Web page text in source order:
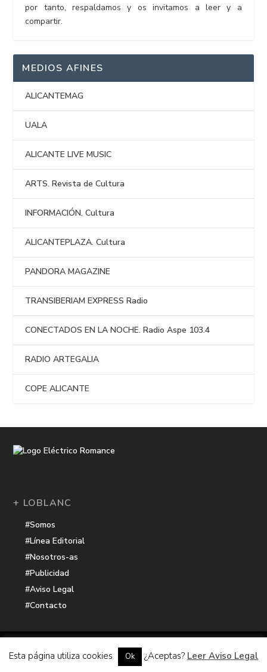
por tanto, respaldamos y os invitamos a leer y a
compartir.
MEDIOS AFINES
ALICANTEMAG
UALA
ALICANTE LIVE MUSIC
ARTS. Revista de Cultura
INFORMACIÓN. Cultura
ALICANTEPLAZA. Cultura
PANDORA MAGAZINE
TRANSIBERIAM EXPRESS Radio
CONECTADOS EN LA NOCHE. Radio Aspe 103.4
RADIO ARTEGALIA
COPE ALICANTE
+ LOBLANC
#Somos
#Línea Editorial
#Nosotros-as
#Publicidad
#Aviso Legal
#Contacto
Electrico Romance
Hacker Harbor
Esta página utiliza cookies Ok ¿Aceptas? Leer Aviso Legal